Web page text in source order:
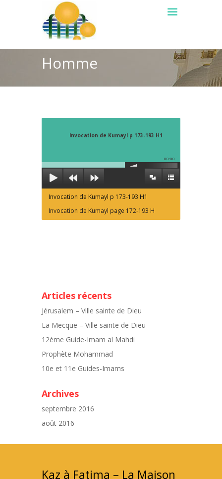
Homme
Invocation de Kumayl p 173-193 H1
00:00
Invocation de Kumayl p 173-193 H1
Invocation de Kumayl page 172-193 H
Articles récents
Jérusalem – Ville sainte de Dieu
La Mecque – Ville sainte de Dieu
12ème Guide-Imam al Mahdi
Prophète Mohammad
10e et 11e Guides-Imams
Archives
septembre 2016
août 2016
Kaz à Fatima – La Maison